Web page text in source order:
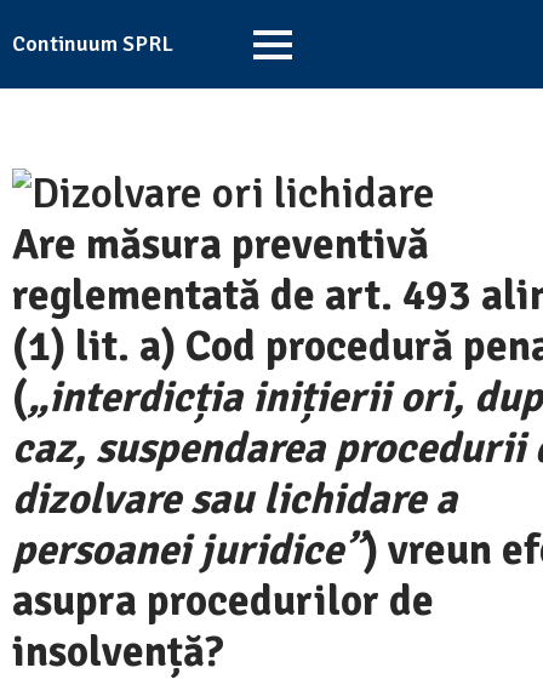
Continuum SPRL
Are măsura preventivă
reglementată de art. 493
(1) lit. a) Cod procedură
(„interdicția inițierii ori,
caz, suspendarea procedurii
dizolvare sau lichidare a
persoanei juridice”) vreun
asupra procedurilor de
insolvență?